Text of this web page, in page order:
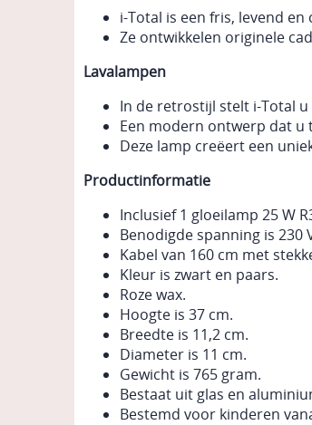
i-Total is een fris, levend
Ze ontwikkelen originele
Lavalampen
In de retrostijl stelt i-Total
Een modern ontwerp dat u
Deze lamp creëert een
Productinformatie
Inclusief 1 gloeilamp 25 W
Benodigde spanning is 230
Kabel van 160 cm met
Kleur is zwart en paars.
Roze wax.
Hoogte is 37 cm.
Breedte is 11,2 cm.
Diameter is 11 cm.
Gewicht is 765 gram.
Bestaat uit glas en
Bestemd voor kinderen